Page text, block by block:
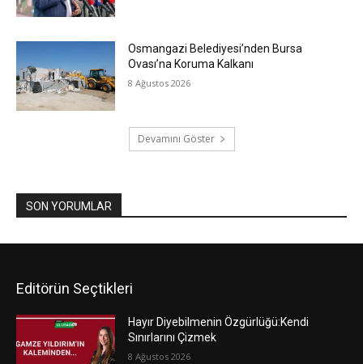
Osmangazi Belediyesi’nden Bursa
Ovası’na Koruma Kalkanı
8 Ağustos 2026
Devamını Göster
SON YORUMLAR
Editörün Seçtikleri
Hayır Diyebilmenin Özgürlüğü:Kendi
Sınırlarını Çizmek
8 Ağustos 2026